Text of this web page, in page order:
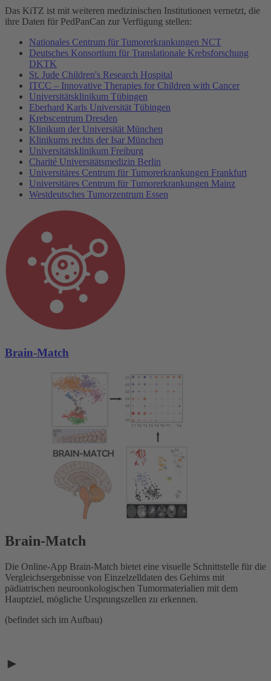
Das KiTZ ist mit weiteren medizinischen Institutionen vernetzt, die
ihre Daten für PedPanCan zur Verfügung stellen:
Nationales Centrum für Tumorerkrankungen NCT
Deutsches Konsortium für Translationale Krebsforschung
DKTK
St. Jude Children's Research Hospital
ITCC – Innovative Therapies for Children with Cancer
Universitätsklinikum Tübingen
Eberhard Karls Universität Tübingen
Krebscentrum Dresden
Klinikum der Universität München
Klinikums rechts der Isar München
Universitätsklinikum Freiburg
Charité Universitätsmedizin Berlin
Universitäres Centrum für Tumorerkrankungen Frankfurt
Universitäres Centrum für Tumorerkrankungen Mainz
Westdeutsches Tumorzentrum Essen
Brain-Match
Brain-Match
Die Online-App Brain-Match bietet eine visuelle Schnittstelle für die
Vergleichsergebnisse von Einzelzelldaten des Gehirns mit
pädiatrischen neuroonkologischen Tumormaterialien mit dem
Hauptziel, mögliche Ursprungszellen zu erkennen.
(befindet sich im Aufbau)
►